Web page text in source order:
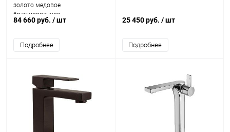
золото медовое
брашированное
84 660 руб. / шт
Подробнее
25 450 руб. / шт
Подробнее